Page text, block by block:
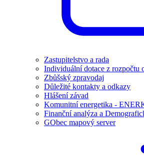
Zastupitelstvo a rada
Individuální dotace z rozpočtu
Zbůšský zpravodaj
Důležité kontakty a odkazy
Hlášení závad
Komunitní energetika -
Finanční analýza a
GObec mapový server